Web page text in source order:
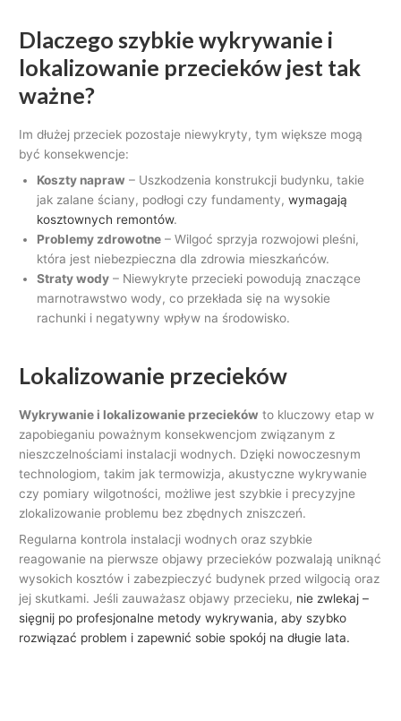
Dlaczego szybkie wykrywanie i
lokalizowanie przecieków jest tak
ważne?
Im dłużej przeciek pozostaje niewykryty, tym większe mogą
być konsekwencje:
Koszty napraw – Uszkodzenia konstrukcji budynku, takie
jak zalane ściany, podłogi czy fundamenty,wymagają
kosztownych remontów.
Problemy zdrowotne – Wilgoć sprzyja rozwojowi pleśni,
która jest niebezpieczna dla zdrowia mieszkańców.
Straty wody – Niewykryte przecieki powodują znaczące
marnotrawstwo wody, co przekłada się na wysokie
rachunki i negatywny wpływ na środowisko.
Lokalizowanie przecieków
Wykrywanie i lokalizowanie przecieków to kluczowy etap w
zapobieganiu poważnym konsekwencjom związanym z
nieszczelnościami instalacji wodnych. Dzięki nowoczesnym
technologiom, takim jak termowizja, akustyczne wykrywanie
czy pomiary wilgotności, możliwe jest szybkie i precyzyjne
zlokalizowanie problemu bez zbędnych zniszczeń.
Regularna kontrola instalacji wodnych oraz szybkie
reagowanie na pierwsze objawy przecieków pozwalają uniknąć
wysokich kosztów i zabezpieczyć budynek przed wilgocią oraz
jej skutkami. Jeśli zauważasz objawy przecieku, nie zwlekaj –
sięgnij po profesjonalne metody wykrywania, aby szybko
rozwiązać problem i zapewnić sobie spokój na długie lata.